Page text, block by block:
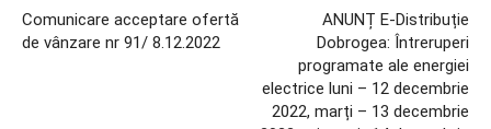
Comunicare acceptare ofertă
de vânzare nr 91/ 8.12.2022
ANUNȚ E-Distribuție
Dobrogea: Întreruperi
programate ale energiei
electrice luni – 12 decembrie
2022, marți – 13 decembrie